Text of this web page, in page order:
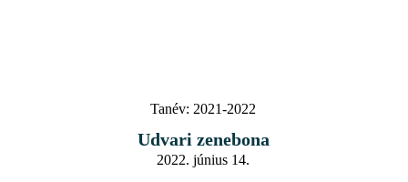
Tanév: 2021-2022
Udvari zenebona
2022. június 14.